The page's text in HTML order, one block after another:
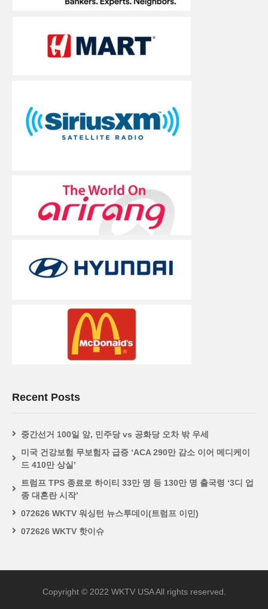
Recent Posts
중간선거 100일 앞, 민주당 vs 공화당 오차 밖 우세
미국 건강보험 무보험자 급증 ‘ACA 290만 감소 이어 메디케이
드 410만 상실’
트럼프 TPS 종료로 하이티 33만 명 등 130만 명 출국령 ‘3디 업
종 대혼란 시작’
072626 WKTV 워싱턴 뉴스투데이(트럼프 이민)
072626 WKTV 핫이슈
Copyright © 2022 WKTV USA All rights reserved.